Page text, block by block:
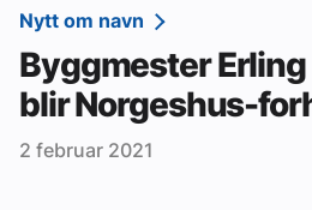
Redaksjonen
Om Byggfakta
Annonsere
Nytt om navn
Byggmester
blir Norgeshus-
2 februar 2021